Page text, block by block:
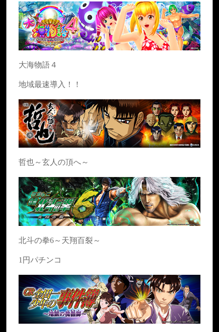
大海物語４
地域最速導入！！
哲也～玄人の頂へ～
北斗の拳6～天翔百裂～
1円パチンコ